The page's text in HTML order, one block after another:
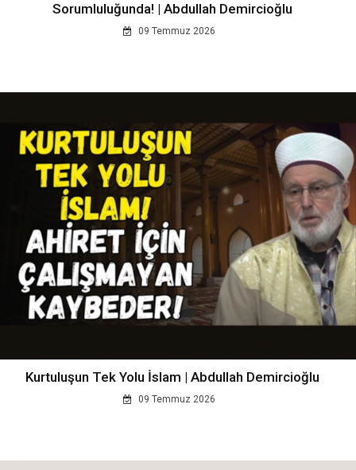
Sorumluluğunda! | Abdullah Demircioğlu
09 Temmuz 2026
Kurtuluşun Tek Yolu İslam | Abdullah Demircioğlu
09 Temmuz 2026